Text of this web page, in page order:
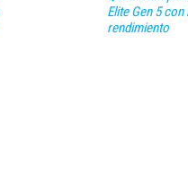
Elite Gen 5
rendimiento